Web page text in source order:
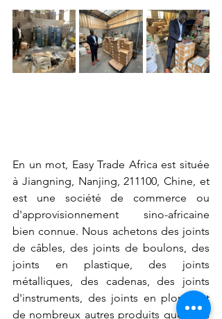
En un mot, Easy Trade Africa est située
à Jiangning, Nanjing, 211100, Chine, et
est une société de commerce ou
d'approvisionnement sino-africaine
bien connue. Nous achetons des joints
de câbles, des joints de boulons, des
joints en plastique, des joints
métalliques, des cadenas, des joints
d'instruments, des joints en plomb et
de nombreux autres produits que vous